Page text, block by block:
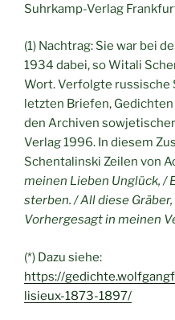
Suhrkamp-Verlag
(1) Nachtrag: Sie war bei
1934 dabei, so Witali
Wort. Verfolgte
letzten Briefen,
den Archiven
Verlag 1996. In diesem
Schentalinski Zeilen von
meinen Lieben Unglück, /
sterben. / All diese Gräber,
Vorhergesagt in meinen
(*) Dazu siehe:
https://
lisieux-1873-1897/